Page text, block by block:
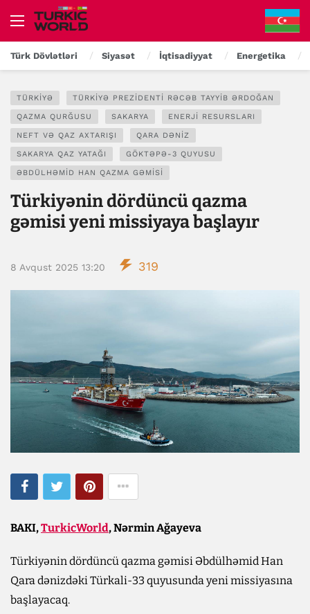
Türk Dövlətləri Siyasət İqtisadiyyat Energetika
TÜRKIYƏ TÜRKIYƏ PREZIDENTI RƏCƏB TAYYIB ƏRDOĞAN
QAZMA QURĞUSU SAKARYA ENERJI RESURSLARI
NEFT VƏ QAZ AXTARIŞI QARA DƏNIZ
SAKARYA QAZ YATAĞI GÖKTƏPƏ-3 QUYUSU
ƏBDÜLHƏMID HAN QAZMA GƏMISI
Türkiyənin dördüncü qazma
gəmisi yeni missiyaya başlayır
8 Avqust 2025 13:20 319
BAKI,TurkicWorld, Nərmin Ağayeva
Türkiyənin dördüncü qazma gəmisi Əbdülhəmid Han
Qara dənizdəki Türkali-33 quyusunda yeni missiyasına
başlayacaq.